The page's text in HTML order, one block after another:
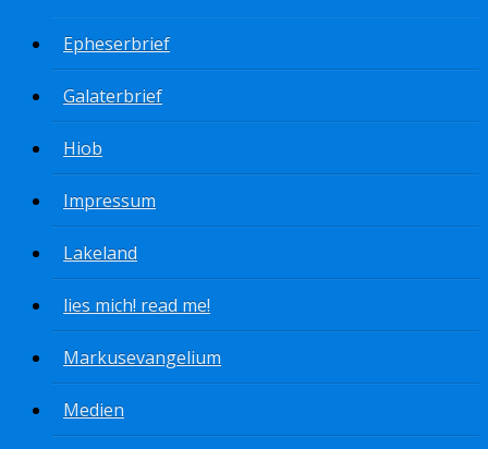
Epheserbrief
Galaterbrief
Hiob
Impressum
Lakeland
lies mich! read me!
Markusevangelium
Medien